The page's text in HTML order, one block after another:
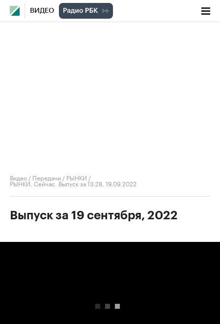
ВИДЕО
Видео / Передачи / РЫНКИ /
РЫНКИ. Сейчас. Выпуск за 13:28, 19.09.2022
Выпуск за 19 сентября, 2022